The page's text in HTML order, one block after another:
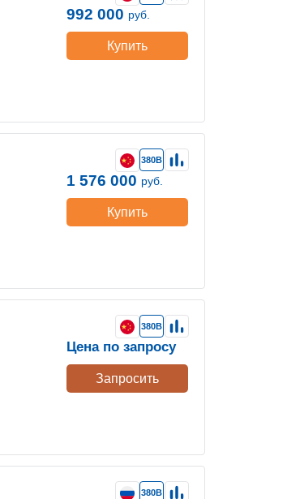
992 000 руб.
Купить
380В
1 576 000 руб.
Купить
380В
Цена по запросу
Запросить
380В